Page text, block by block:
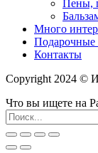
Пены,
Много
Подарочные
Контакты
Copyright 2024 ©
Что вы ищете на